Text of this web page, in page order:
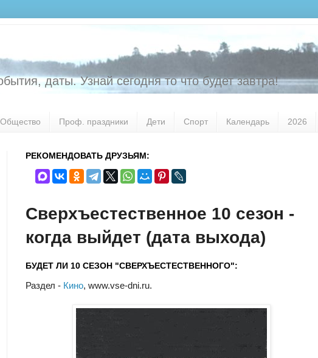
даты. Узнай сегодня то что будет завтра!
Общество Проф. праздники Дети Спорт Календарь 2026
РЕКОМЕНДОВАТЬ ДРУЗЬЯМ:
Сверхъестественное 10 сезон -
когда выйдет (дата выхода)
БУДЕТ ЛИ 10 СЕЗОН "СВЕРХЪЕСТЕСТВЕННОГО":
Раздел - Кино, www.vse-dni.ru.